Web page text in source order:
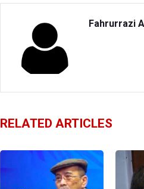
Fahrurrazi
RELATED ARTICLES